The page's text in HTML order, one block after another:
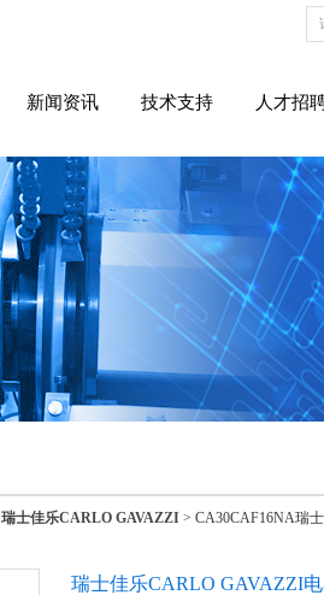
新闻资讯 技术支持 人才招
瑞士佳乐CARLO GAVAZZI > CA30CAF16NA瑞
瑞士佳乐CARLO GAVAZZI